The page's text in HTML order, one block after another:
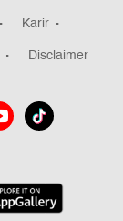
Karir
Disclaimer